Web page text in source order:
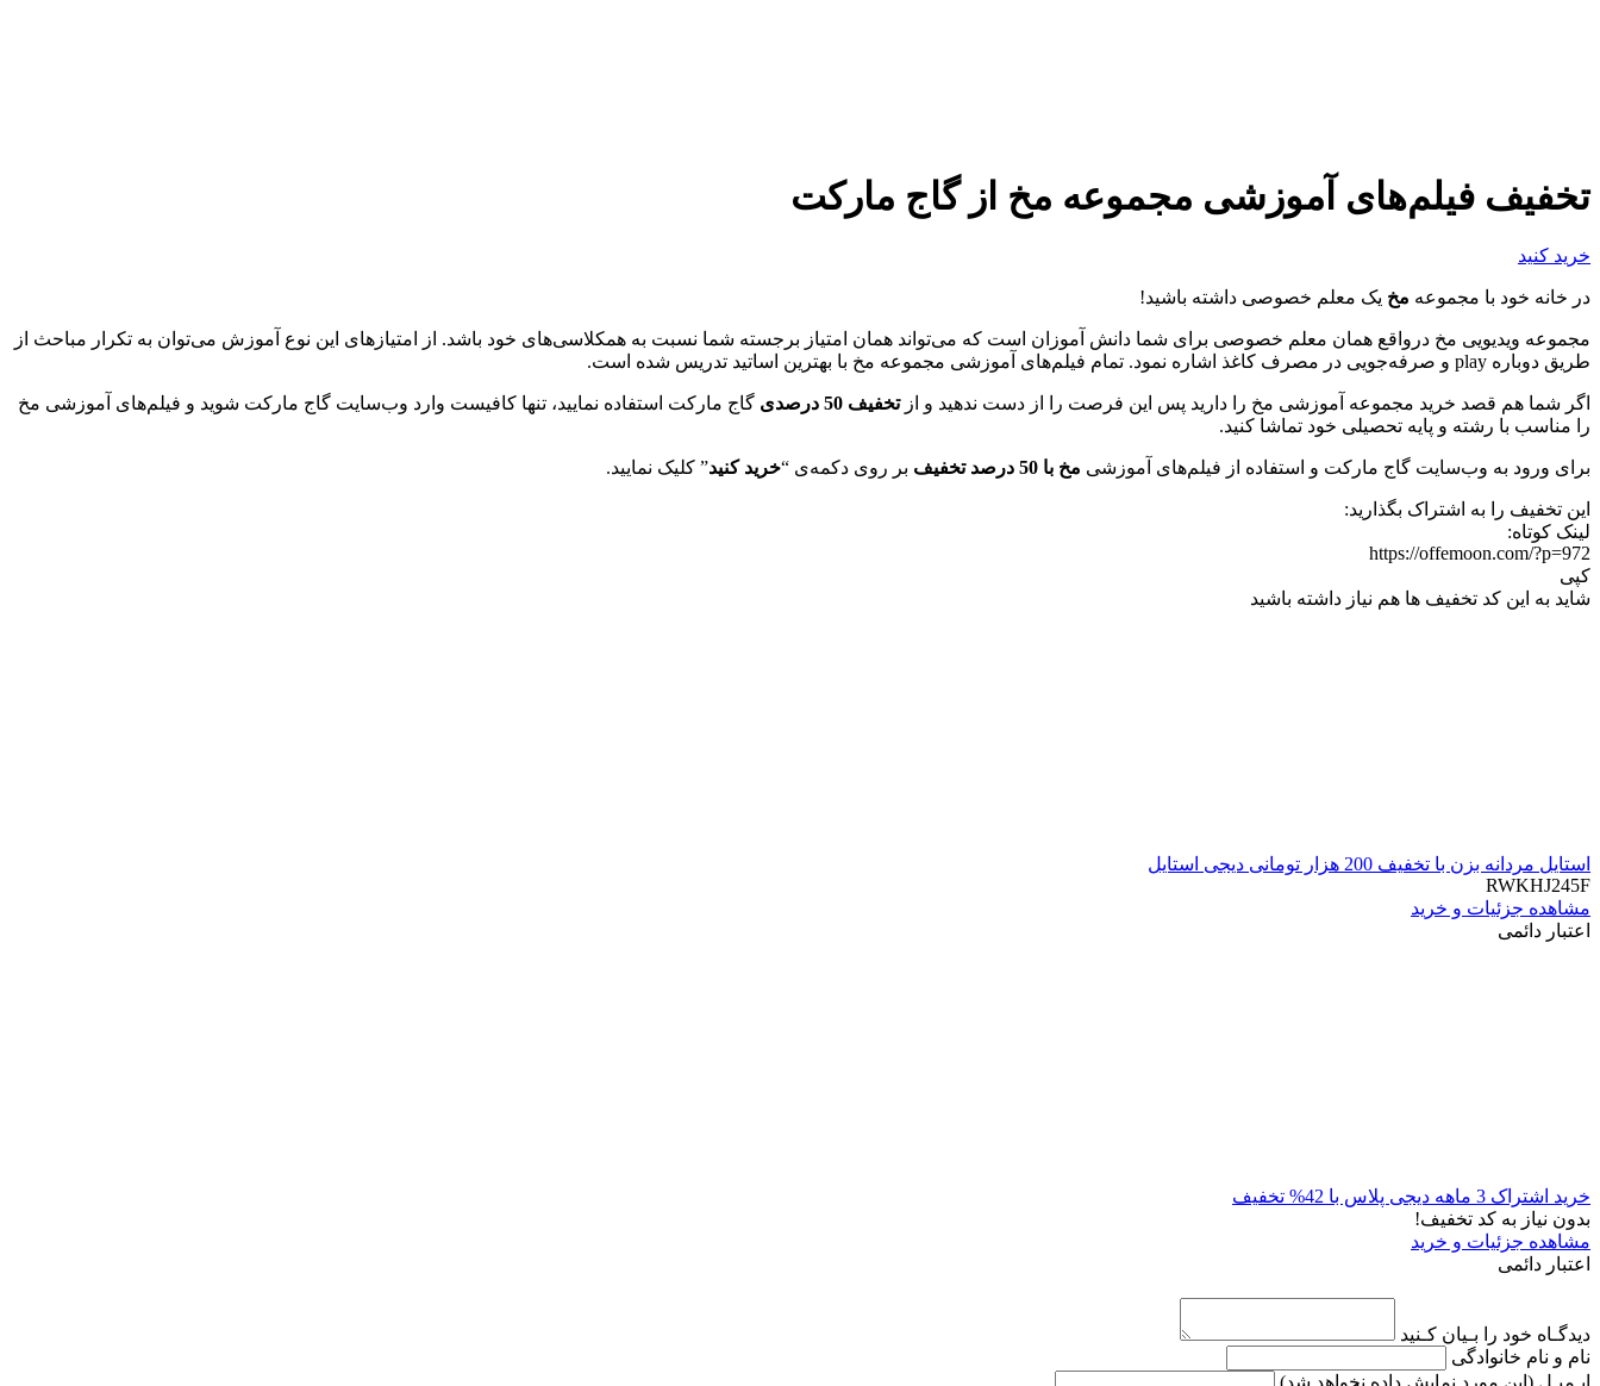
تخفیف فیلم‌های آموزشی مجموعه مخ از گاج مارکت
خرید کنید
در خانه خود با مجموعه مخ یک معلم خصوصی داشته باشید!
مجموعه ویدیویی مخ درواقع همان معلم خصوصی برای شما دانش آموزان است که می‌تواند همان امتیاز برجسته شما نسبت به همکلاسی‌های خود باشد. از امتیازهای این نوع آموزش می‌توان به تکرار مباحث از
طریق دوباره play و صرفه‌جویی در مصرف کاغذ اشاره نمود. تمام فیلم‌های آموزشی مجموعه مخ با بهترین اساتید تدریس شده است.
اگر شما هم قصد خرید مجموعه آموزشی مخ را دارید پس این فرصت را از دست ندهید و ازتخفیف 50 درصدی
گاج مارکت استفاده نمایید، تنها کافیست وارد وب‌سایت گاج مارکت شوید و فیلم‌های آموزشی مخ
را مناسب با رشته و پایه تحصیلی خود تماشا کنید.
برای ورود به وب‌سایت گاج مارکت و استفاده از فیلم‌های آموزشی مخ با 50 درصد تخفیف بر روی دکمه‌ی “خرید کنید” کلیک نمایید.
این تخفیف را به اشتراک بگذارید:
لینک کوتاه:
https://offemoon.com/?p=972
کپی
شاید به این کد تخفیف ها هم نیاز داشته باشید
استایل مردانه بزن با تخفیف 200 هزار تومانی دیجی استایل
RWKHJ245F
مشاهده جزئیات و خرید
اعتبار دائمی
خرید اشتراک 3 ماهه دیجی پلاس با 42% تخفیف
بدون نیاز به کد تخفیف!
مشاهده جزئیات و خرید
اعتبار دائمی
دیدگـاه خود را بـیان کـنید
نام و نام خانوادگی
ایـمیـل (این مورد نمایش داده نخواهد شد)